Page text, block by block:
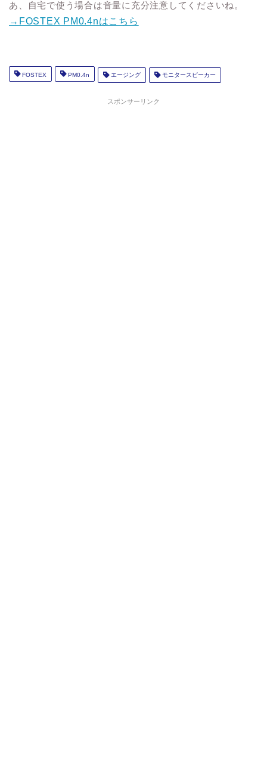
あ、自宅で使う場合は音量に充分注意してくださいね。
→FOSTEX PM0.4nはこちら
FOSTEX PM0.4n エージング モニタースピーカー
スポンサーリンク